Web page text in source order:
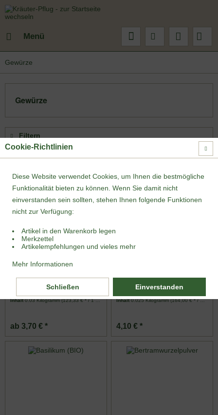
Menü
Gewürze
Gewürze
Filtern
1
Aglio e Olio
Inhalt0.03 Kilogramm(123,33 € * / 1 Kilogramm)
ab 3,70 € *
Bärlauch (BIO)
Inhalt0.025 Kilogramm(164,00 € * / 1 Kilogramm)
4,10 € *
Cookie-Richtlinien
Diese Website verwendet Cookies, um Ihnen die bestmögliche
Funktionalität bieten zu können. Wenn Sie damit nicht
einverstanden sein sollten, stehen Ihnen folgende Funktionen
nicht zur Verfügung:
Artikel in den Warenkorb legen
Merkzettel
Artikelempfehlungen und vieles mehr
Mehr Informationen
Einverstanden
Schließen